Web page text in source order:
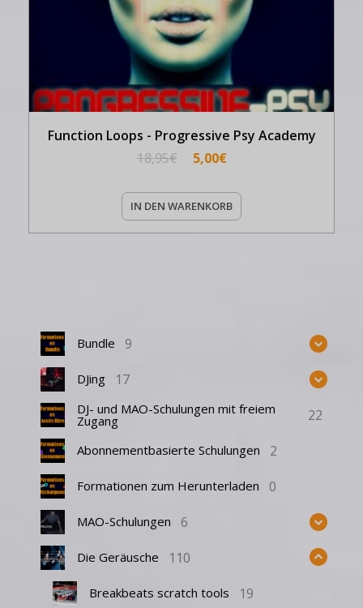
Function Loops - Progressive Psy Academy
18,95€ 5,00€
IN DEN WARENKORB
Bundle 9
DJing 17
DJ- und MAO-Schulungen mit freiem
Zugang 22
Abonnementbasierte Schulungen 2
Formationen zum Herunterladen 0
MAO-Schulungen 6
Die Geräusche 110
Breakbeats scratch tools 19